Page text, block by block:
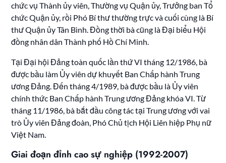
chức vụ Thành ủy viên, Thường vụ Quận ủy, Trưởng ban Tổ
chức Quận ủy, rồi Phó Bí thư thường trực và cuối cùng là Bí
thư Quận ủy Tân Bình. Đồng thời bà cũng là Đại biểu Hội
đồng nhân dân Thành phố Hồ Chí Minh.
Tại Đại hội Đảng toàn quốc lần thứ VI tháng 12/1986, bà
được bầu làm Ủy viên dự khuyết Ban Chấp hành Trung
ương Đảng. Đến tháng 4/1989, bà được bầu là Ủy viên
chính thức Ban Chấp hành Trung ương Đảng khóa VI. Từ
tháng 11/1986, bà bắt đầu công tác tại Trung ương với vai
trò Ủy viên Đảng đoàn, Phó Chủ tịch Hội Liên hiệp Phụ nữ
Việt Nam.
Giai đoạn đỉnh cao sự nghiệp (1992-2007)